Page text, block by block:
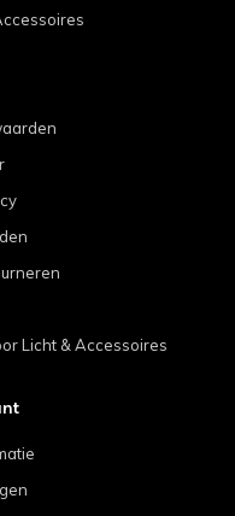
Licht & Accessoires